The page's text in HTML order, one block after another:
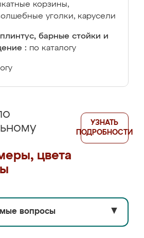
корзины,
уголки, карусели
барные стойки и
: по каталогу
цвета
УЗНАТЬ
ПОДРОБНОСТИ
вопросы ▼